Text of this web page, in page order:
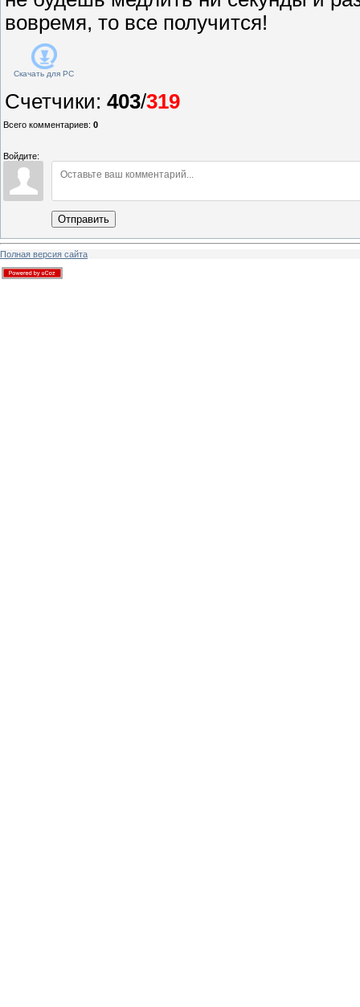
вовремя, то все получится!
Скачать для PC
Счетчики: 403/319
Всего комментариев: 0
Войдите:
Отправить
Полная версия сайта